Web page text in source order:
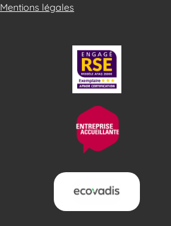
Mentions légales